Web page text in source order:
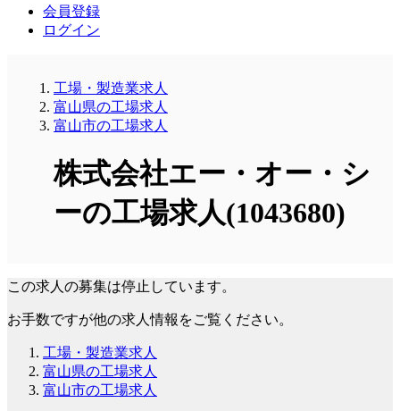
会員登録
ログイン
工場・製造業求人
富山県の工場求人
富山市の工場求人
株式会社エー・オー・シ
ーの工場求人(1043680)
この求人の募集は停止しています。
お手数ですが他の求人情報をご覧ください。
工場・製造業求人
富山県の工場求人
富山市の工場求人